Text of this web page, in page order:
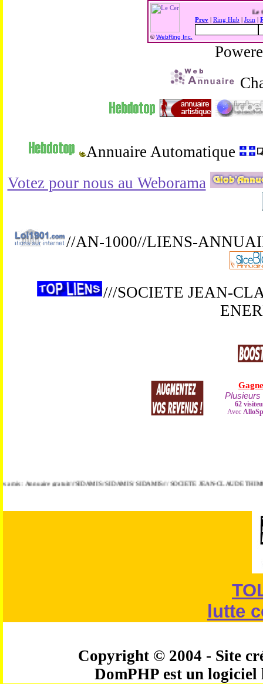
©WebRing Inc.
Prev
Ring Hub Join
Annuaire Automatique
Votez pour nous au Weborama
//AN-1000//LIENS-
///SOCIETE JEAN-
: Annuaire gratuit///SIDAMIS/ SIDAMIS/ SIDAMIS/// SOCIETE JEAN-CLAUDE
lutte
Copyright © 2004 - Site
DomPHP est un